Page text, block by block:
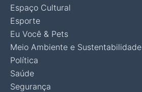
Espaço Cultural
Esporte
Eu Você & Pets
Meio Ambiente e Sustentabilidade
Política
Saúde
Segurança